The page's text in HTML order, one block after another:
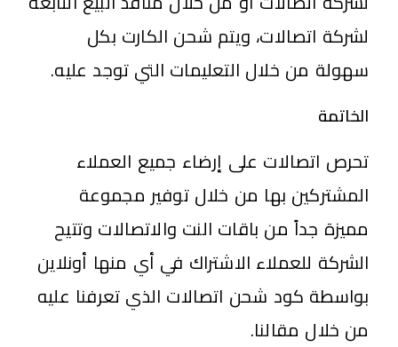
لشركة اتصالات، ويتم شحن الكارت بكل
سهولة من خلال التعليمات التي توجد عليه.
الخاتمة
تحرص اتصالات على إرضاء جميع العملاء
المشتركين بها من خلال توفير مجموعة
مميزة جداً من باقات النت والاتصالات وتتيح
الشركة للعملاء الاشتراك في أي منها أونلاين
بواسطة كود شحن اتصالات الذي تعرفنا عليه
من خلال مقالنا.